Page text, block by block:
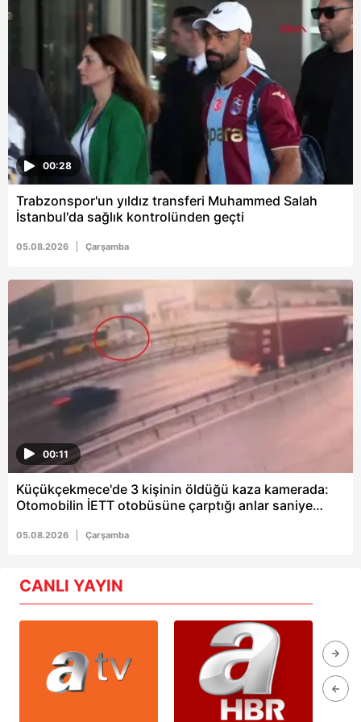
00:28
Trabzonspor'un yıldız transferi Muhammed Salah
İstanbul'da sağlık kontrolünden geçti
05.08.2026 Çarşamba
00:11
Küçükçekmece'de 3 kişinin öldüğü kaza kamerada:
Otomobilin İETT otobüsüne çarptığı anlar saniye
05.08.2026 Çarşamba
CANLI YAYIN